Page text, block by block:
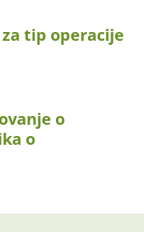
tip operacije
o
o